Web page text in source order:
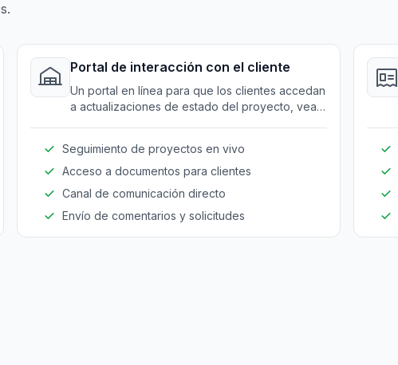
Portal de interacción con el cliente
Un portal en línea para que los clientes accedan
a actualizaciones de estado del proyecto, vean
Seguimiento de proyectos en vivo
Acceso a documentos para clientes
Canal de comunicación directo
Envío de comentarios y solicitudes